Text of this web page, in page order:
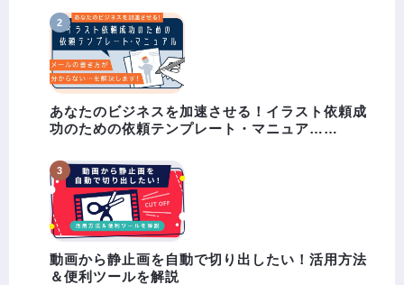
あなたのビジネスを加速させる！イラスト依頼成
功のための依頼テンプレート・マニュア……
動画から静止画を自動で切り出したい！活用方法
＆便利ツールを解説